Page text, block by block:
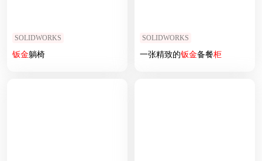
SOLIDWORKS
钣金躺椅
SOLIDWORKS
一张精致的钣金备餐柜